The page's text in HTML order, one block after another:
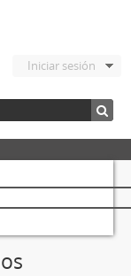
Iniciar sesión